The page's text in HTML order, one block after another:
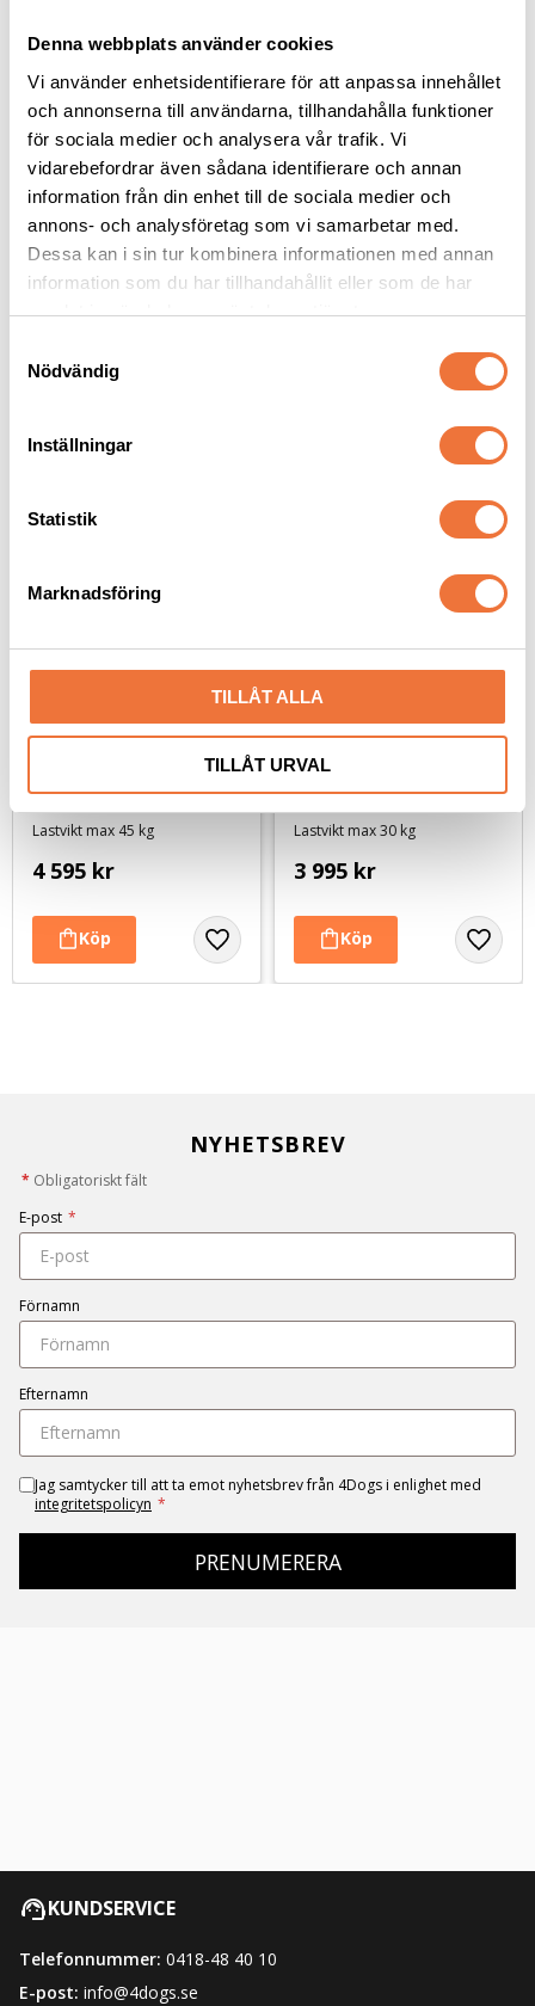
Denna webbplats använder cookies
Vi använder enhetsidentifierare för att anpassa innehållet
och annonserna till användarna, tillhandahålla funktioner
för sociala medier och analysera vår trafik. Vi
vidarebefordrar även sådana identifierare och annan
information från din enhet till de sociala medier och
annons- och analysföretag som vi samarbetar med.
Dessa kan i sin tur kombinera informationen med annan
information som du har tillhandahållit eller som de har
samlat in när du har använt deras tjänster.
Nödvändig
Inställningar
Statistik
Marknadsföring
TILLÅT ALLA
TILLÅT URVAL
Dogman bajspåsar
med knythandtag 50-
pack - Lila
22,5 x 28 cm
4Dogs Groomingväska
- Orange
ca 25x19x23 cm
trimbord - svart/turkos
- Large
Lastvikt max 45 kg
4 595 kr
avtagbart trimbord -
svart/lila - Medium
Lastvikt max 30 kg
3 995 kr
NYHETSBREV
* Obligatoriskt fält
E-post *
Förnamn
Efternamn
Jag samtycker till att ta emot nyhetsbrev från 4Dogs i enlighet med
integritetspolicyn *
PRENUMERERA
KUNDSERVICE
Telefonnummer: 0418-48 40 10
E-post: info@4dogs.se